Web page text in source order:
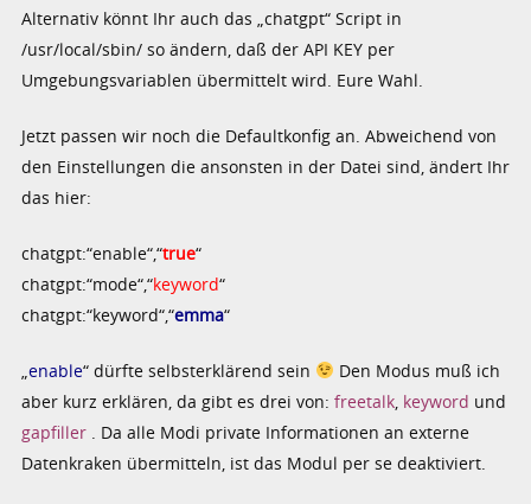
Alternativ könnt Ihr auch das „chatgpt“ Script in
/usr/local/sbin/ so ändern, daß der API KEY per
Umgebungsvariablen übermittelt wird. Eure Wahl.
Jetzt passen wir noch die Defaultkonfig an. Abweichend von
den Einstellungen die ansonsten in der Datei sind, ändert Ihr
das hier:
chatgpt:“enable“,“true“
chatgpt:“mode“,“keyword“
chatgpt:“keyword“,“emma“
„enable“ dürfte selbsterklärend sein
Den Modus muß ich
aber kurz erklären, da gibt es drei von:freetalk, keyword und
gapfiller . Da alle Modi private Informationen an externe
Datenkraken übermitteln, ist das Modul per se deaktiviert.